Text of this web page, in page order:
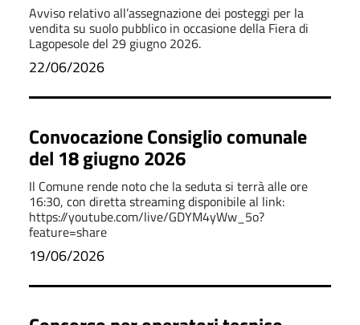
Avviso relativo all’assegnazione dei posteggi per la
vendita su suolo pubblico in occasione della Fiera di
Lagopesole del 29 giugno 2026.
22/06/2026
Convocazione Consiglio comunale
del 18 giugno 2026
Il Comune rende noto che la seduta si terrà alle ore
16:30, con diretta streaming disponibile al link:
https://youtube.com/live/GDYM4yWw_5o?
feature=share
19/06/2026